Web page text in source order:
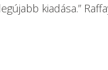
kiadása.”